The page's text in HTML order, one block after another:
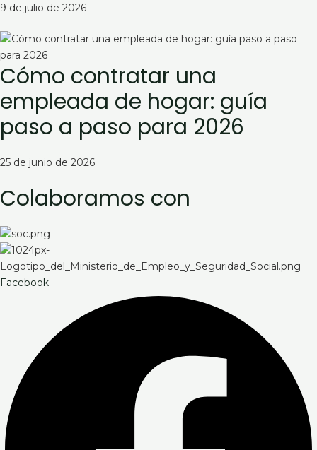
9 de julio de 2026
Cómo contratar una
empleada de hogar: guía
paso a paso para 2026
25 de junio de 2026
Colaboramos con
Facebook